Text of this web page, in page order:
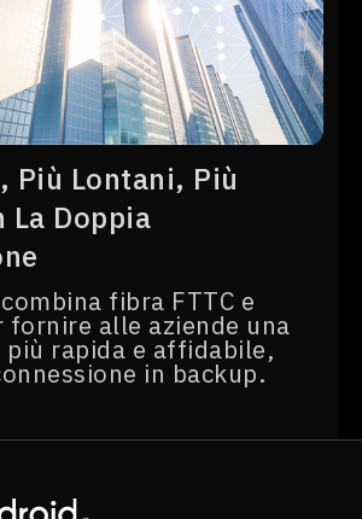
Più Lontani, Più
La Doppia
fibra FTTC e
fornire alle aziende una
più rapida e affidabile,
in backup.